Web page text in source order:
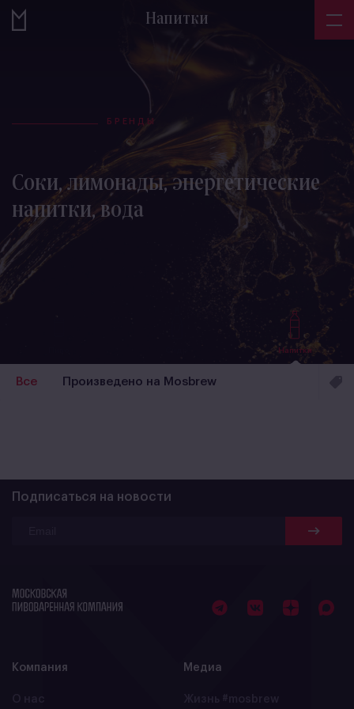
Напитки
БРЕНДЫ
Соки, лимонады, энергетические
напитки, вода
Напитки
Все Произведено на Mosbrew
Подписаться на новости
Компания Медиа